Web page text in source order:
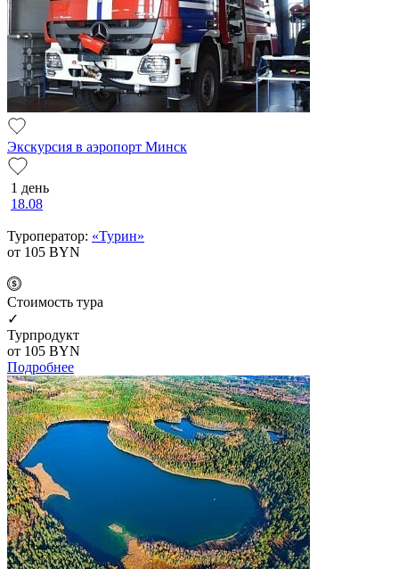
Экскурсия в аэропорт Минск
1 день
18.08
Туроператор: «Турин»
от 105 BYN
Cтоимость тура
✓
Турпродукт
от 105 BYN
Подробнее